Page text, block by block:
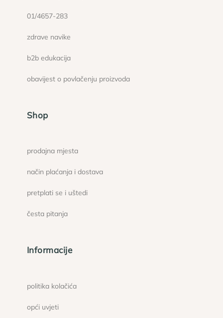
01/4657-283
zdrave navike
b2b edukacija
obavijest o povlačenju proizvoda
Shop
prodajna mjesta
način plaćanja i dostava
pretplati se i uštedi
česta pitanja
Informacije
politika kolačića
opći uvjeti